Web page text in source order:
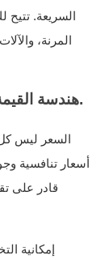
السريعة. تتيح
المرنة،
4. هندسة القيمة والقدرة التنافسية من حيث التكلفة.
السعر ليس
أسعار تنافسية
قادر على
إمكانية